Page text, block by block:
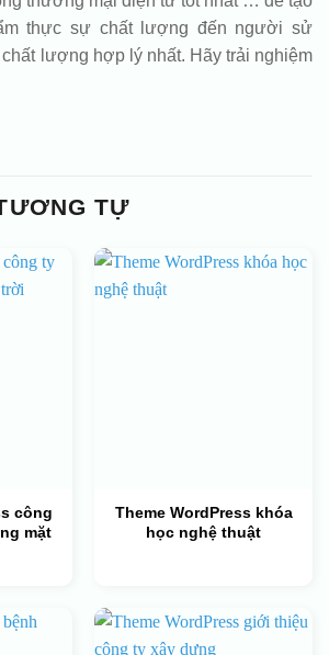
thực sự chất lượng đến người sử
lượng hợp lý nhất. Hãy trải nghiệm
TỰ
công
mặt
Theme WordPress khóa
học nghệ thuật